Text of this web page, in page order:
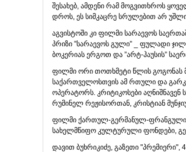
შესახებ, ამდენი რამ მოგვითხროს
დროს, ეს სიმკაცრე სრულებით არ
აგვისტოში კი ფილმი სარაევოს
პრიზი ”სარაევოს გული” _ ფულადი
ბოკერიას ერგოთ და ”არტ-ჰაუსის”
ფილმი ორი თოთხმეტი წლის გოგონას
საქართველოსთვის ამ რთული და
ოპერატორს. კრიტიკოსები
რუმინელ რეჟისორთან, კრისტიან
ფილმი ქართულ-გერმანულ-ფრანგული
სახელმწიფო კულტურული ფონდები,
დავით ბუხრიკიძე, გაზეთი "პრემიერი",